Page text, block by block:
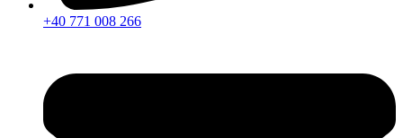
+40 771 008 266